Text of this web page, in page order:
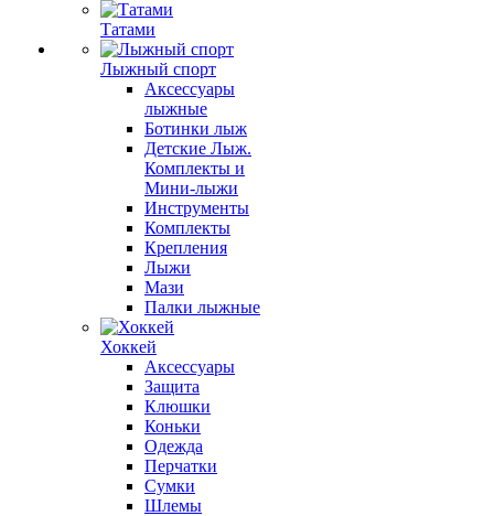
Татами
Лыжный спорт
Аксессуары
лыжные
Ботинки лыж
Детские Лыж.
Комплекты и
Мини-лыжи
Инструменты
Комплекты
Крепления
Лыжи
Мази
Палки лыжные
Хоккей
Аксессуары
Защита
Клюшки
Коньки
Одежда
Перчатки
Сумки
Шлемы